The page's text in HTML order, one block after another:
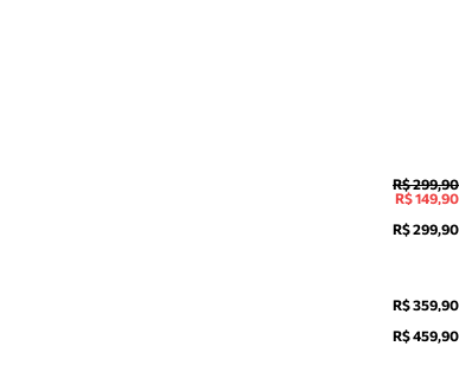
R$ 299,90
R$ 149,90
R$ 299,90
R$ 359,90
R$ 459,90